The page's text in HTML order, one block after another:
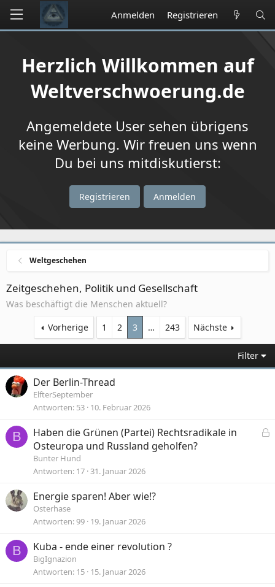
Anmelden Registrieren
Herzlich Willkommen auf
Weltverschwoerung.de
Angemeldete User sehen übrigens
keine Werbung. Wir freuen uns wenn
Du bei uns mitdiskutierst:
Registrieren Anmelden
Weltgeschehen
Zeitgeschehen, Politik und Gesellschaft
Was beschäftigt die Menschen aktuell?
Vorherige
1 2 3 … 243 Nächste
Filter
Der Berlin-Thread
ElfterSeptember
Antworten 53 10. Februar 2026
B
G
Haben die Grünen (Partei) Rechtsradikale in
Osteuropa und Russland geholfen?
Bunter Hund
Antworten 17 31. Januar 2026
Energie sparen! Aber wie!?
Osterhase
Antworten 99 19. Januar 2026
B Kuba - ende einer revolution ?
BigIgnazion
Antworten 15 15. Januar 2026